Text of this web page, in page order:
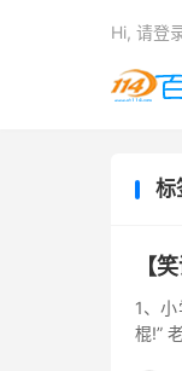
Hi, 请登
标
【
1、
棍!”